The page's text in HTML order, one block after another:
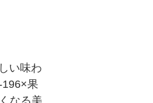
い味わ
果
なる美